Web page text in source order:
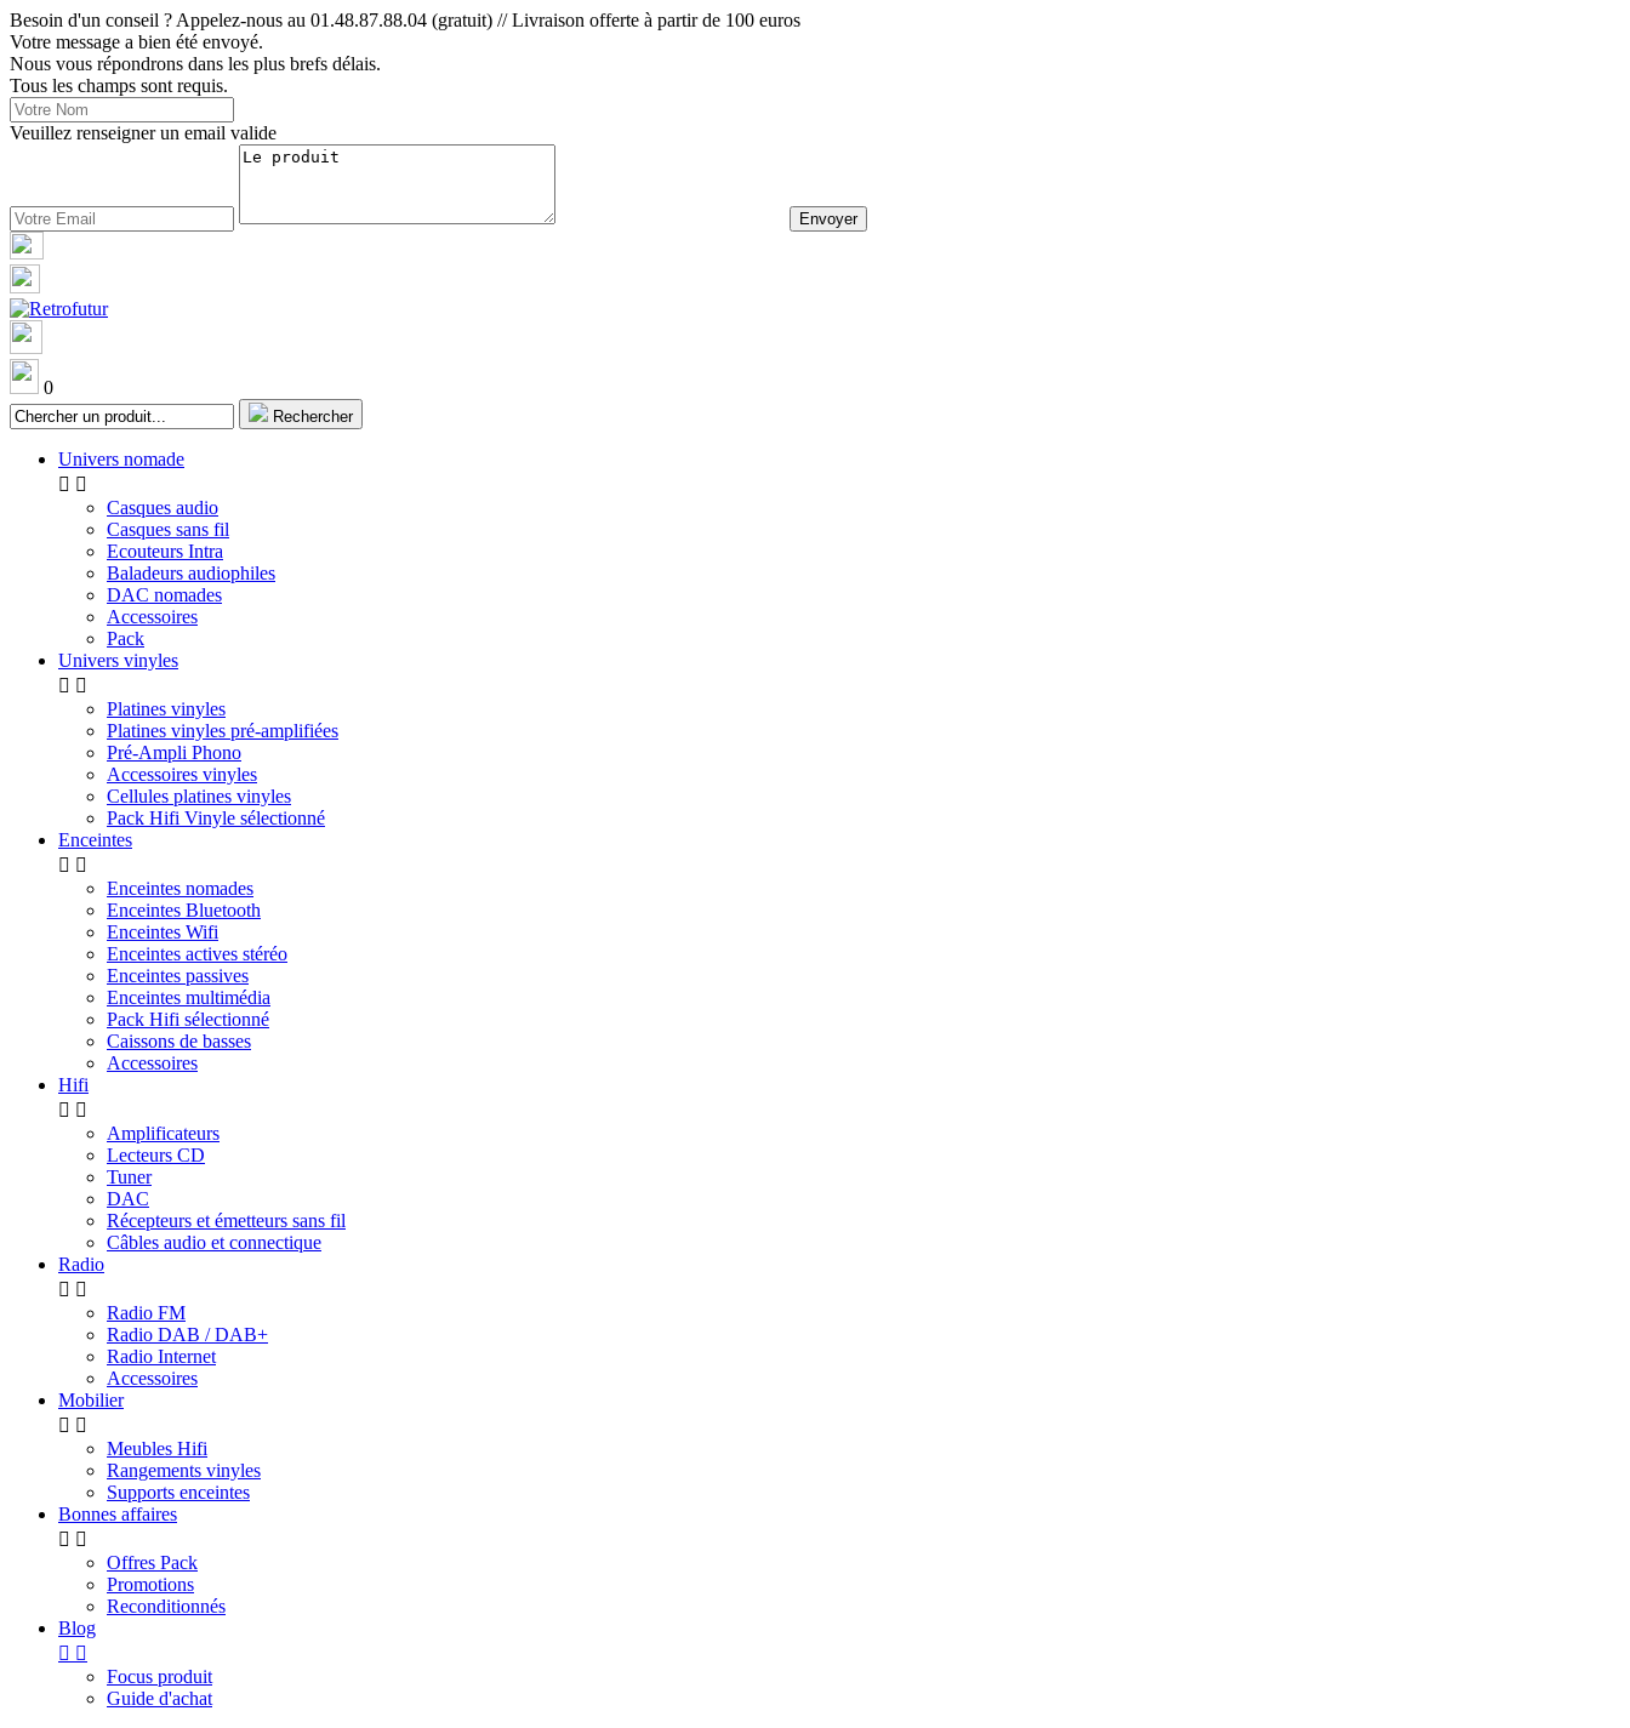
Besoin d'un conseil ? Appelez-nous au 01.48.87.88.04 (gratuit) // Livraison offerte à partir de 100 euros
Votre message a bien été envoyé.
Nous vous répondrons dans les plus brefs délais.
Tous les champs sont requis.
Veuillez renseigner un email valide
0
Rechercher
Univers nomade
 
Casques audio
Casques sans fil
Ecouteurs Intra
Baladeurs audiophiles
DAC nomades
Accessoires
Pack
Univers vinyles
 
Platines vinyles
Platines vinyles pré-amplifiées
Pré-Ampli Phono
Accessoires vinyles
Cellules platines vinyles
Pack Hifi Vinyle sélectionné
Enceintes
 
Enceintes nomades
Enceintes Bluetooth
Enceintes Wifi
Enceintes actives stéréo
Enceintes passives
Enceintes multimédia
Pack Hifi sélectionné
Caissons de basses
Accessoires
Hifi
 
Amplificateurs
Lecteurs CD
Tuner
DAC
Récepteurs et émetteurs sans fil
Câbles audio et connectique
Radio
 
Radio FM
Radio DAB / DAB+
Radio Internet
Accessoires
Mobilier
 
Meubles Hifi
Rangements vinyles
Supports enceintes
Bonnes affaires
 
Offres Pack
Promotions
Reconditionnés
Blog
 
Focus produit
Guide d'achat